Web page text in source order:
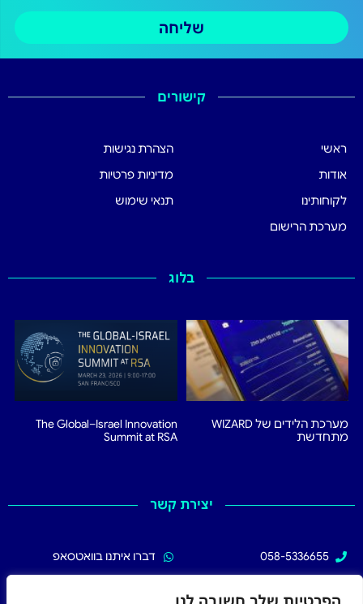
שליחה
קישורים
ראשי
אודות
לקוחותינו
מערכת הרישום
הצהרת נגישות
מדיניות פרטיות
תנאי שימוש
בלוג
מערכת הלידים של WIZARD
מתחדשת
The Global–Israel Innovation
Summit at RSA
יצירת קשר
058-5336655
דברו איתנו בוואטסאפ